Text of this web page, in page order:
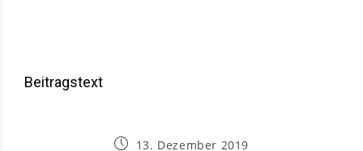
Beitragstext
13. Dezember 2019